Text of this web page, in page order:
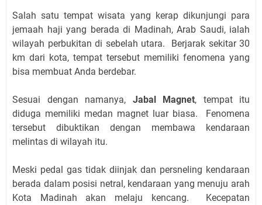
Salah satu tempat wisata yang kerap dikunjungi para
jemaah haji yang berada di Madinah, Arab Saudi, ialah
wilayah perbukitan di sebelah utara. Berjarak sekitar 30
km dari kota, tempat tersebut memiliki fenomena yang
bisa membuat Anda berdebar.
Sesuai dengan namanya, Jabal Magnet, tempat itu
diduga memiliki medan magnet luar biasa. Fenomena
tersebut dibuktikan dengan membawa kendaraan
melintas di wilayah itu.
Meski pedal gas tidak diinjak dan persneling kendaraan
berada dalam posisi netral, kendaraan yang menuju arah
Kota Madinah akan melaju kencang. Kecepatan